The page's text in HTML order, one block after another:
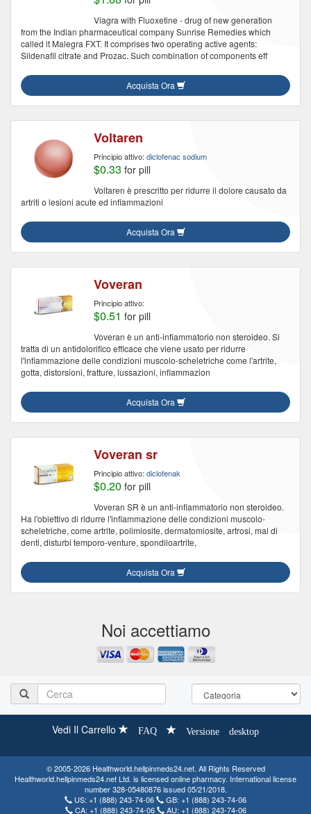
Viagra with Fluoxetine - drug of new generation
from the Indian pharmaceutical company Sunrise Remedies which
called it Malegra FXT. It comprises two operating active agents:
Sildenafil citrate and Prozac. Such combination of components eff
Acquista Ora
Voltaren
Principio attivo: diclofenac sodium
$0.33 for pill
Voltaren è prescritto per ridurre il dolore causato da
artriti o lesioni acute ed infiammazioni
Acquista Ora
Voveran
Principio attivo:
$0.51 for pill
Voveran è un anti-infiammatorio non steroideo. Si
tratta di un antidolorifico efficace che viene usato per ridurre
l'infiammazione delle condizioni muscolo-scheletriche come l'artrite,
gotta, distorsioni, fratture, lussazioni, infiammazion
Acquista Ora
Voveran sr
Principio attivo: diclofenak
$0.20 for pill
Voveran SR è un anti-infiammatorio non steroideo.
Ha l'obiettivo di ridurre l'infiammazione delle condizioni muscolo-
scheletriche, come artrite, polimiosite, dermatomiosite, artrosi, mal di
denti, disturbi temporo-venture, spondiloartrite,
Acquista Ora
Noi accettiamo
Vedi Il Carrello FAQ Versione desktop
© 2005-2026 Healthworld.hellpinmeds24.net. All Rights Reserved
Healthworld.hellpinmeds24.net Ltd. is licensed online pharmacy. International license
number 328-05480876 issued 05/21/2018.
US: +1 (888) 243-74-06 GB: +1 (888) 243-74-06
CA: +1 (888) 243-74-06 AU: +1 (888) 243-74-06